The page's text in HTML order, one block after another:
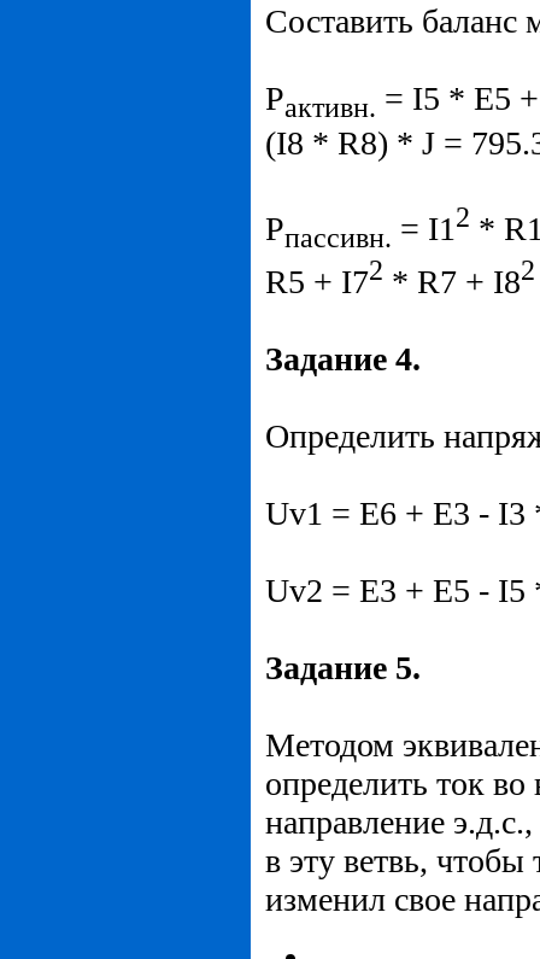
Составить
Pактивн. = I5 * E5
(I8 * R8) * J =
Pпассивн. = I1 2 *
R5 + I72 * R7 + I82
Задание 4.
Определить
Uv1 = E6 + E3 -
Uv2 = E3 + E5 -
Задание 5.
Методом
определить ток
направление
в эту ветвь, чтобы
изменил свое